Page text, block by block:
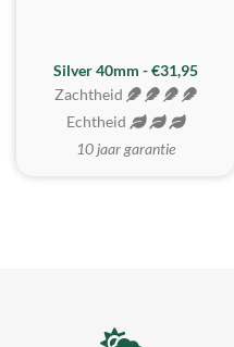
Silver 40mm - €31,95
Zachtheid
Echtheid
10 jaar garantie